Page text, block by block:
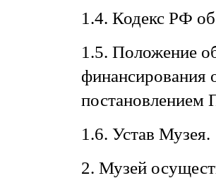
1.4. Кодекс РФ
1.5. Положение
финансирования
постановлением
1.6. Устав Музея.
2. Музей